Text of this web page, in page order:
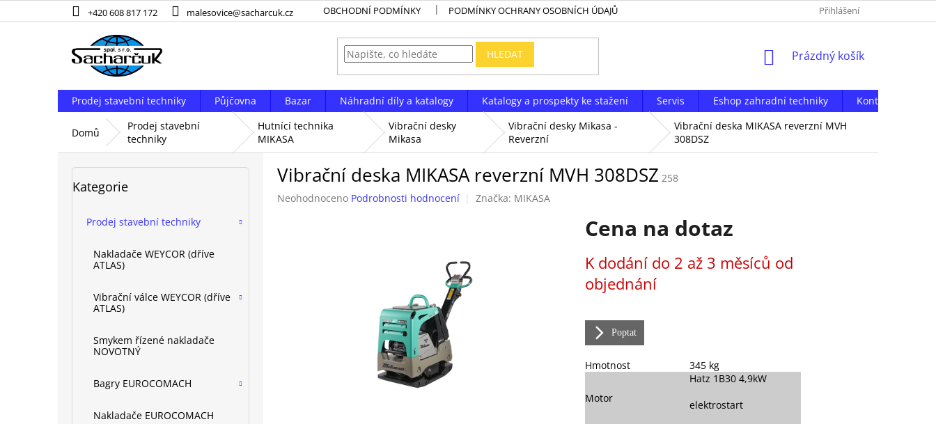
na
+420 608 817 172 malesovice@sacharcuk.cz OBCHODNÍ PODMÍNKY PODMÍNKY OCHRANY OSOBNÍCH ÚDAJŮ Přihlášení
HLEDAT
NÁKUPNÍ
Prázdný košík
Prodej stavební techniky Půjčovna Bazar Náhradní díly a katalogy Katalogy a prospekty ke stažení Servis Eshop zahradní techniky Kontakty
Domů
Prodej stavební
techniky
Hutnící technika
MIKASA
Vibrační desky
Mikasa
Vibrační desky Mikasa -
Reverzní
Vibrační deska MIKASA reverzní MVH
308DSZ
Přeskočit
kategorie
Kategorie
Prodej stavební techniky
Nakladače WEYCOR (dříve
ATLAS)
Vibrační válce WEYCOR (dříve
ATLAS)
Smykem řízené nakladače
NOVOTNÝ
Bagry EUROCOMACH
Nakladače EUROCOMACH
Vibrační deska MIKASA reverzní MVH 308DSZ 258
Průměrné
Neohodnoceno Podrobnosti hodnocení Značka: MIKASA
Cena na dotaz
cena:
K dodání do 2 až 3 měsíců od
objednání
Poptat
Hmotnost 345 kg
Motor
Hatz 1B30 4,9kW
elektrostart